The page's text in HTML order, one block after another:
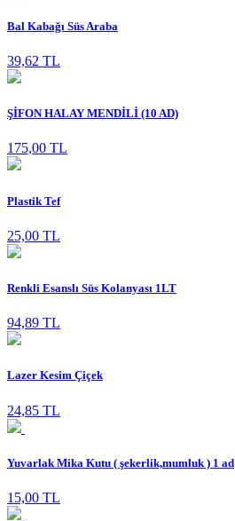
Bal Kabağı Süs Araba
39,62 TL
ŞİFON HALAY MENDİLİ (10 AD)
175,00 TL
Plastik Tef
25,00 TL
Renkli Esanslı Süs Kolanyası 1LT
94,89 TL
Lazer Kesim Çiçek
24,85 TL
Yuvarlak Mika Kutu ( şekerlik,mumluk ) 1 ad
15,00 TL